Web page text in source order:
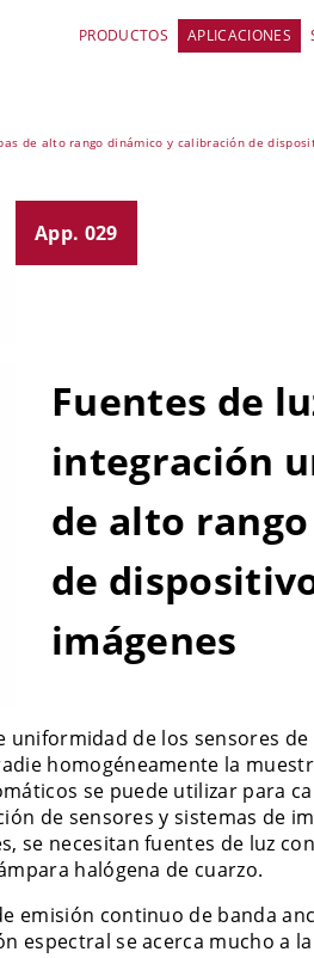
PRODUCTOS APLICACIONES
de alto rango dinámico y calibración de
Fuentes de
integración
de alto
de
imágenes
App. 029
de los sensores
homogéneamente la
se puede utilizar para
de sensores y sistemas de
se necesitan fuentes de luz
halógena de cuarzo.
emisión continuo de banda
espectral se acerca mucho a